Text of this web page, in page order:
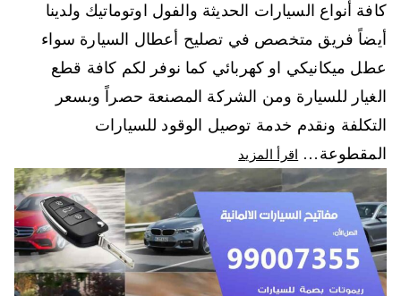
كافة أنواع السيارات الحديثة والفول اوتوماتيك ولدينا
أيضاً فريق متخصص في تصليح أعطال السيارة سواء
عطل ميكانيكي او كهربائي كما نوفر لكم كافة قطع
الغيار للسيارة ومن الشركة المصنعة حصراً وبسعر
التكلفة ونقدم خدمة توصيل الوقود للسيارات
المقطوعة…
اقرأ المزيد